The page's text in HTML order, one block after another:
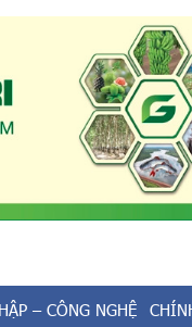
– CÔNG NGHỆ